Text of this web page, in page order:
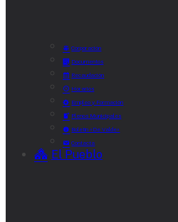
Corporación
Documentos
Recaudación
Horarios
Empleo y Formación
Plenos Municipales
Boletín «De Valde»
Contacta
El Pueblo